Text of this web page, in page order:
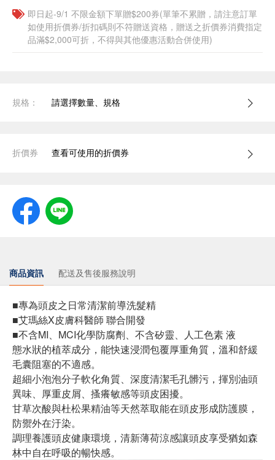
即日起-9/1 不限金額下單贈$200券(單筆不累贈，請注意訂單
如使用折價券/折扣碼則不符贈送資格，贈送之折價券消費指定
品滿$2,000可折，不得與其他優惠活動合併使用)
規格： 請選擇數量、規格
折價券 查看可使用的折價券
商品資訊 配送及售後服務說明
■專為頭皮之日常清潔前導洗髮精
■艾瑪絲X皮膚科醫師 聯合開發
■不含MI、MCI化學防腐劑、不含矽靈、人工色素 液
態水狀的植萃成分，能快速浸潤包覆厚重角質，溫和舒緩
毛囊阻塞的不適感。
超細小泡泡分子軟化角質、深度清潔毛孔髒污，揮別油頭
異味、厚重皮屑、搔癢敏感等頭皮困擾。
甘草次酸與杜松果精油等天然萃取能在頭皮形成防護膜，
防禦外在汙染。
調理養護頭皮健康環境，清新薄荷涼感讓頭皮享受猶如森
林中自在呼吸的暢快感。